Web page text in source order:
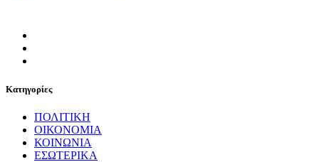
Κατηγορίες
ΠΟΛΙΤΙΚΗ
ΟΙΚΟΝΟΜΙΑ
ΚΟΙΝΩΝΙΑ
ΕΣΩΤΕΡΙΚΑ